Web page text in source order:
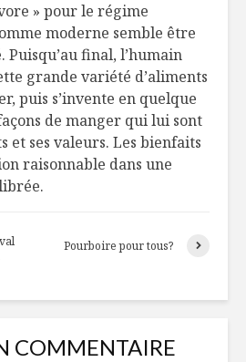
» pour le régime
moderne semble être
final, l’humain
grande variété d’aliments
puis s’invente en quelque
de manger qui lui sont
et ses valeurs. Les bienfaits
raisonnable dans une
Pourboire pour tous?
COMMENTAIRE